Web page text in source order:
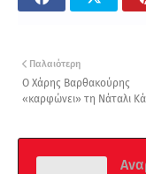
Παλαιότερη
Ο Χάρης Βαρθακούρης
«καρφώνει» τη Νάταλι